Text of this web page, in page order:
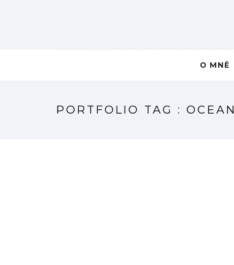
O MNĚ
PORTFOLIO TAG : OCEAN